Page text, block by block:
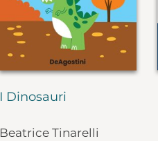
I Dinosauri
Beatrice Tinarelli